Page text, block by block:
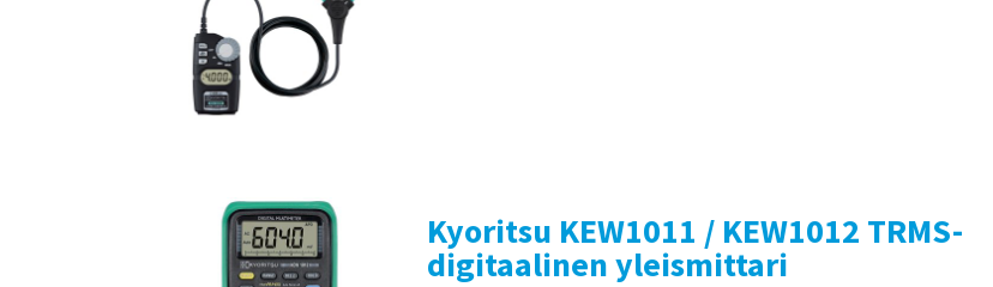
Kyoritsu KEW1011 / KEW1012 TRMS-
digitaalinen yleismittari